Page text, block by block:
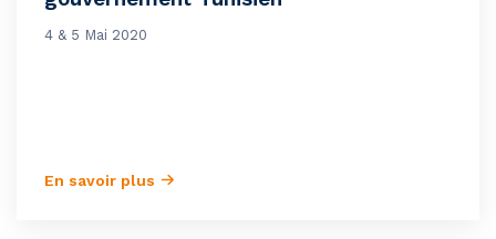
4 & 5 Mai 2020
En savoir plus